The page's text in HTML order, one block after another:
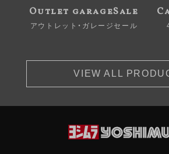
Outlet garageSale
アウトレット・ガレージセール
VIEW ALL